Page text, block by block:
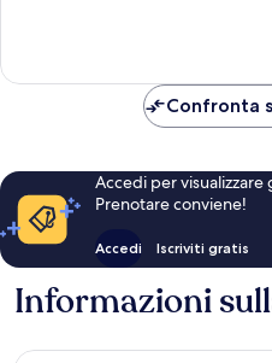
Confronta
Accedi per
Prenotare conviene!
Accedi Iscriviti gratis
Informazioni